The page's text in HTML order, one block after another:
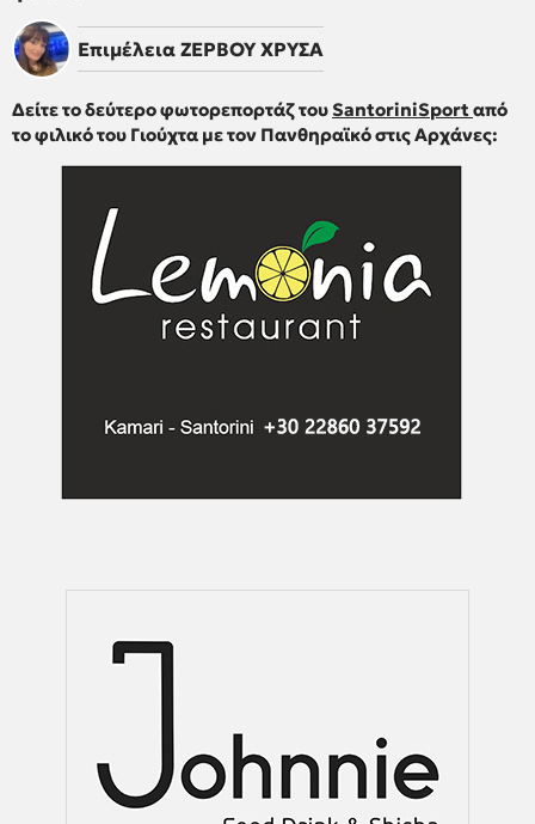
Επιμέλεια ΖΕΡΒΟΥ ΧΡΥΣΑ
Δείτε το δεύτερο φωτορεπορτάζ τουSantoriniSportαπό
το φιλικό του Γιούχτα με τον Πανθηραϊκό στις Αρχάνες: